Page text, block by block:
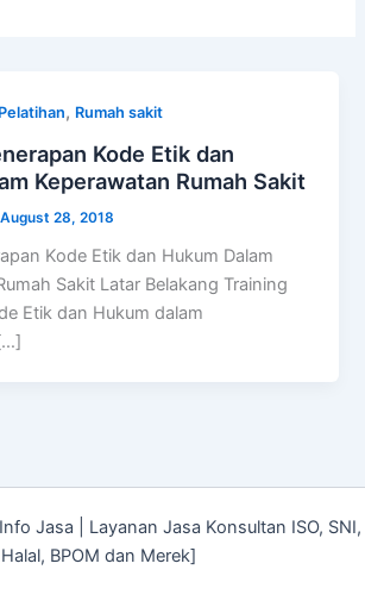
, Rumah sakit
Kode Etik dan
Keperawatan Rumah Sakit
August 28, 2018
Kode Etik dan Hukum Dalam
Sakit Latar Belakang Training
Etik dan Hukum dalam
Jasa | Layanan Jasa Konsultan ISO, SNI,
Halal, BPOM dan Merek]